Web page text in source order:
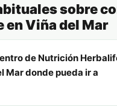
sobre
en Viña del Mar
de Nutrición
Mar donde pueda ir a